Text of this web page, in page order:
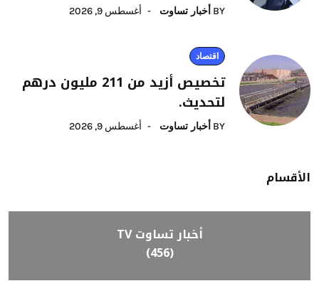
BY أخبار تساوت أغسطس 9, 2026
اقتصاد
تخصيص أزيد من 211 مليون درهم
لتحديث.
BY أخبار تساوت أغسطس 9, 2026
الأقسام
أخبار تساوت TV
(456)